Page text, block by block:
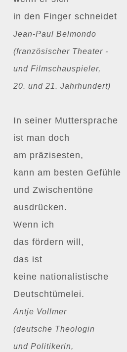
in den Finger schneidet
Jean-Paul Belmondo
(französischer Theater -
und Filmschauspieler,
20. und 21. Jahrhundert)
In seiner Muttersprache
ist man doch
am präzisesten,
kann am besten Gefühle
und Zwischentöne
ausdrücken.
Wenn ich
das fördern will,
das ist
keine nationalistische
Deutschtümelei.
Antje Vollmer
(deutsche Theologin
und Politikerin,